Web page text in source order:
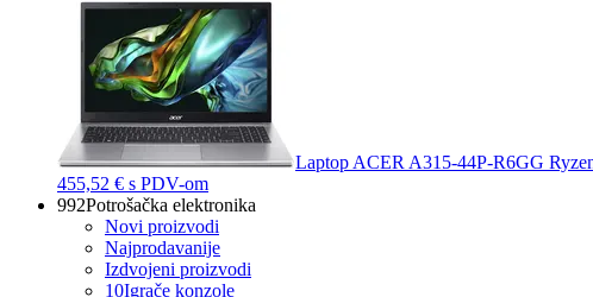
Laptop ACER A315-44P-R6GG
455,52 € s PDV-om
992Potrošačka elektronika
Novi proizvodi
Najprodavanije
Izdvojeni proizvodi
10Igrače konzole